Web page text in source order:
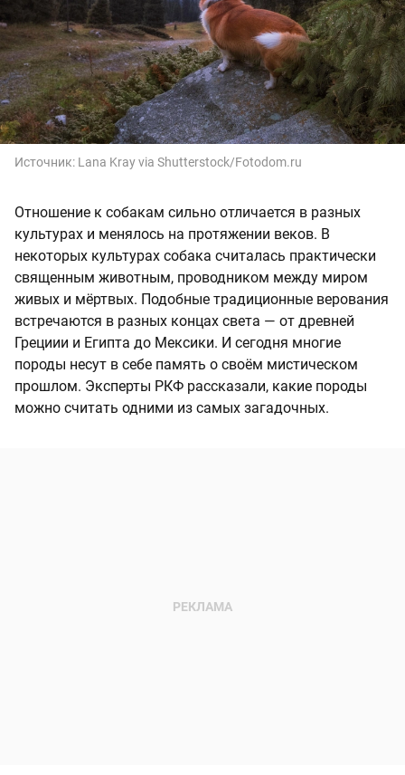
Источник: Lana Kray via Shutterstock/Fotodom.ru
Отношение к собакам сильно отличается в разных
культурах и менялось на протяжении веков. В
некоторых культурах собака считалась практически
священным животным, проводником между миром
живых и мёртвых. Подобные традиционные верования
встречаются в разных концах света — от древней
Грециии и Египта до Мексики. И сегодня многие
породы несут в себе память о своём мистическом
прошлом. Эксперты РКФ рассказали, какие породы
можно считать одними из самых загадочных.